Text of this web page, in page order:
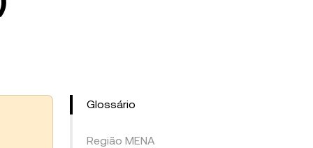
Glossário
Região MENA